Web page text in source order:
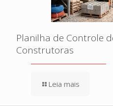
Planilha de Controle
Construtoras
Leia mais